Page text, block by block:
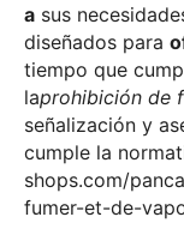
a sus
diseñados para
tiempo que
laprohibición de
señalización y
cumple la
shops.com/
fumer-et-de-